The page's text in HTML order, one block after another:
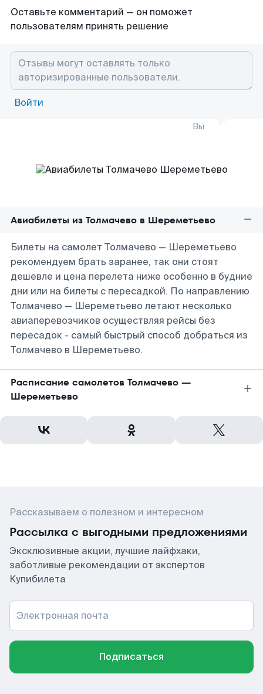
Оставьте комментарий — он поможет
пользователям принять решение
Войти
Вы
Авиабилеты из Толмачево в Шереметьево
Билеты на самолет Толмачево — Шереметьево
рекомендуем брать заранее, так они стоят
дешевле и цена перелета ниже особенно в будние
дни или на билеты с пересадкой. По направлению
Толмачево — Шереметьево летают несколько
авиаперевозчиков осуществляя рейсы без
пересадок - самый быстрый способ добраться из
Толмачево в Шереметьево.
Расписание самолетов Толмачево —
Шереметьево
Рассказываем о полезном и интересном
Рассылка с выгодными предложениями
Эксклюзивные акции, лучшие лайфхаки,
заботливые рекомендации от экспертов
Купибилета
Электронная почта
Подписаться